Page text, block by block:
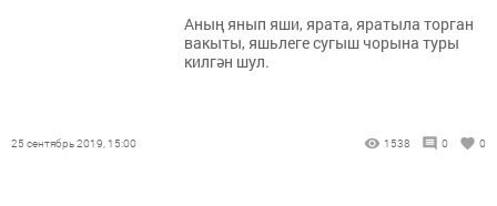
Аның янып яши, ярата, яратыла торган
вакыты, яшьлеге сугыш чорына туры
килгән шул.
25 сентябрь 2019, 15:00 1538 0 0